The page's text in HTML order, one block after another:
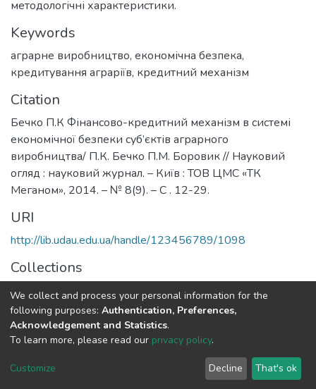
методологічні характеристики.
Keywords
аграрне виробництво, економічна безпека,
кредитування аграріїв, кредитний механізм
Citation
Бечко П.К Фінансово-кредитний механізм в системі
економічної безпеки суб’єктів аграрного
виробництва/ П.К. Бечко П.М. Боровик // Науковий
огляд : науковий журнал. – Київ : ТОВ ЦМС «ТК
Меганом», 2014. – № 8(9). – С . 12-29.
URI
http://lib.udau.edu.ua/handle/123456789/1098
Collections
Кафедра фінансів, банківської справи та страхування
Full item page
DSpace software copyright © 2002-2026 LYRASIS
Send Feedback
We collect and process your personal information for the
following purposes: Authentication, Preferences,
Acknowledgement and Statistics.
To learn more, please read our privacy policy.
Customize Decline That's ok